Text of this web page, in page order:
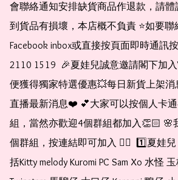
會聯絡通知安排缺貨商品作退款，請
到貨品有損壞，本店概不負責 ⭐️如要聯
Facebook inbox或直接按頁面即時通訊
2110 1519  🎉夏娃兒誠意邀請閣下加
便獲得獨家特選優惠💥每日新貨上架
直播最新消息❤️ 💕大家可以按個人卡
組，當然亦歡迎4個群組都加入👏🏻 🌸
個群組，按連結即可加入 👇🏻  1️⃣夏娃兒
括Kitty melody Kuromi PC Sam Xo 水怪